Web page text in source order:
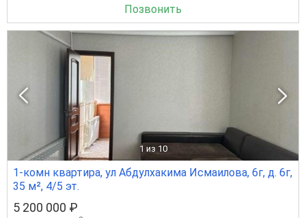
Позвонить
1 из 10
1-комн квартира, ул Абдулхакима Исмаилова, 6г, д. 6г,
35 м², 4/5 эт.
5 200 000 ₽